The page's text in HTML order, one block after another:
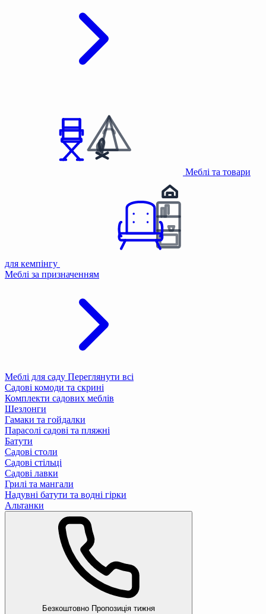
Меблі та товари
для кемпінгу
Меблі за призначенням
Меблі для саду Переглянути всі
Садові комоди та скрині
Комплекти садових меблів
Шезлонги
Гамаки та гойдалки
Парасолі садові та пляжні
Батути
Садові столи
Садові стільці
Садові лавки
Грилі та мангали
Надувні батути та водні гірки
Альтанки
Безкоштовно Пропозиція тижня